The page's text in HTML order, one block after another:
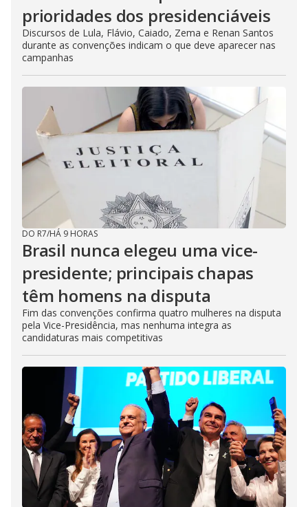
prioridades dos presidenciáveis
Discursos de Lula, Flávio, Caiado, Zema e Renan Santos
durante as convenções indicam o que deve aparecer nas
campanhas
DO R7/HÁ 9 HORAS
Brasil nunca elegeu uma vice-
presidente; principais chapas
têm homens na disputa
Fim das convenções confirma quatro mulheres na disputa
pela Vice-Presidência, mas nenhuma integra as
candidaturas mais competitivas